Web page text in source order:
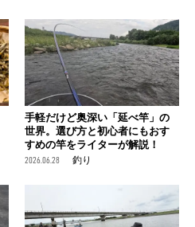
手軽だけど奥深い「延べ竿」の
世界。選び方と初心者にもおす
すめの竿をライターが解説！
2026.06.28 釣り